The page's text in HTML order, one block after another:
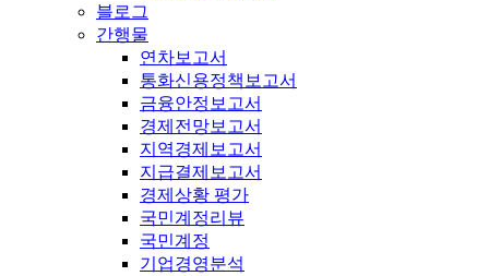
블로그
간행물
연차보고서
통화신용정책보고서
금융안정보고서
경제전망보고서
지역경제보고서
지급결제보고서
경제상황 평가
국민계정리뷰
국민계정
기업경영분석